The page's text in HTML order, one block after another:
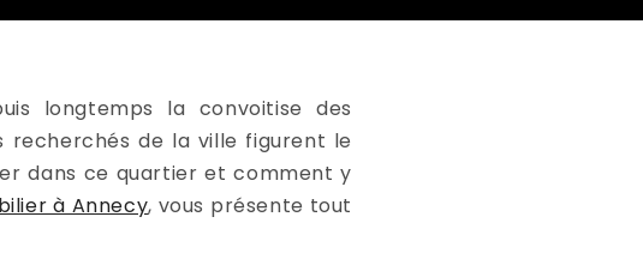
longtemps la convoitise des
recherchés de la ville figurent le
dans ce quartier et comment y
à Annecy, vous présente tout